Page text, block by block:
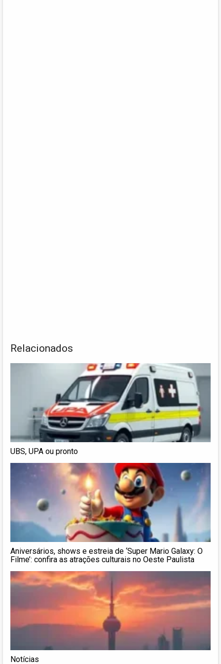
Relacionados
UBS, UPA ou pronto
Aniversários, shows e estreia de ‘Super Mario Galaxy: O
Filme’: confira as atrações culturais no Oeste Paulista
Notícias